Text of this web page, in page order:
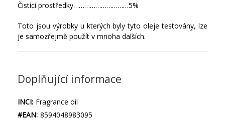
Čistící prostředky…………………………5%
Toto jsou výrobky u kterých byly tyto oleje testovány, lze
je samozřejmě použít v mnoha dalších.
Doplňující informace
INCI: Fragrance oil
#EAN: 8594048983095